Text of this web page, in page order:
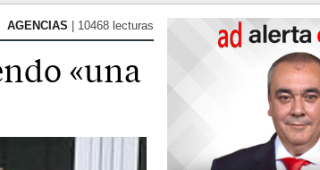
AGENCIAS | 10468 lecturas
«una